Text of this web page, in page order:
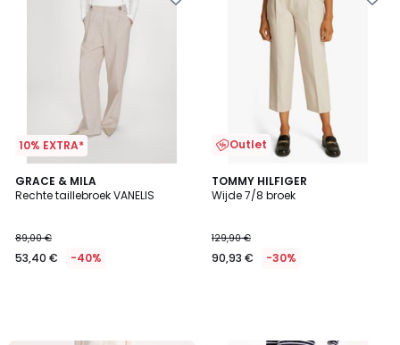
10% EXTRA*
GRACE & MILA
Rechte taillebroek VANELIS
89,00 €
53,40 € -40%
Outlet
TOMMY HILFIGER
Wijde 7/8 broek
129,90 €
90,93 € -30%